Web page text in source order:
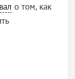
о том, как